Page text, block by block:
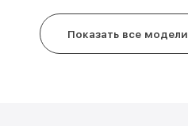
Показать все модели